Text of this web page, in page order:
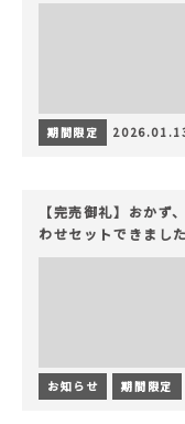
期間限定
【完売御礼】おかず
わせセットできました
お知らせ 期間限定